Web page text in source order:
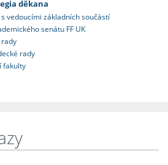
děkana
vedoucími základních součástí
senátu FF UK
rady
fakulty